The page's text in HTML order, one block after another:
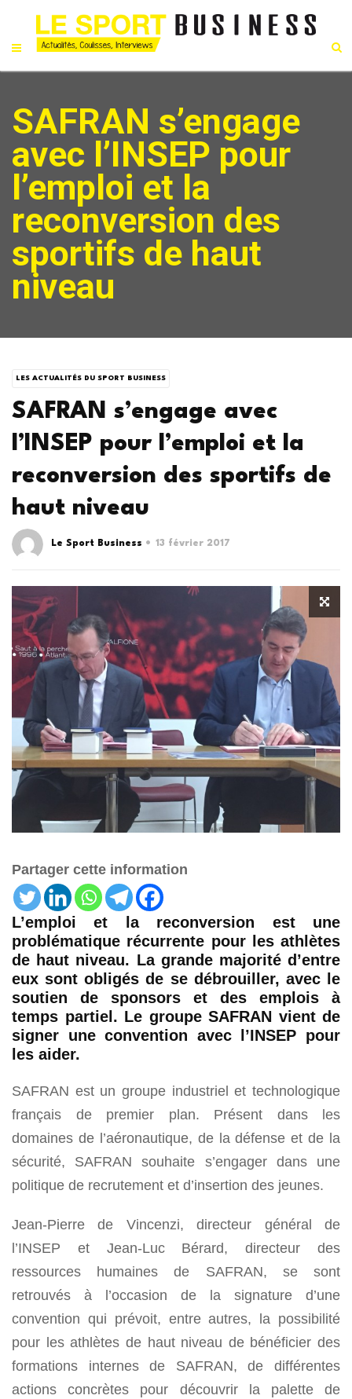
SAFRAN s’engage
avec l’INSEP pour
l’emploi et la
reconversion des
sportifs de haut
niveau
LES ACTUALITÉS DU SPORT BUSINESS
SAFRAN s’engage avec
l’INSEP pour l’emploi et la
reconversion des sportifs de
haut niveau
Le Sport Business 13 février 2017
Partager cette information
L’emploi et la reconversion est une
problématique récurrente pour les athlètes
de haut niveau. La grande majorité d’entre
eux sont obligés de se débrouiller, avec le
soutien de sponsors et des emplois à
temps partiel. Le groupe SAFRAN vient de
signer une convention avec l’INSEP pour
les aider.
SAFRAN est un groupe industriel et technologique
français de premier plan. Présent dans les
domaines de l’aéronautique, de la défense et de la
sécurité, SAFRAN souhaite s’engager dans une
politique de recrutement et d’insertion des jeunes.
Jean-Pierre de Vincenzi, directeur général de
l’INSEP et Jean-Luc Bérard, directeur des
ressources humaines de SAFRAN, se sont
retrouvés à l’occasion de la signature d’une
convention qui prévoit, entre autres, la possibilité
pour les athlètes de haut niveau de bénéficier des
formations internes de SAFRAN, de différentes
actions concrètes pour découvrir la palette de